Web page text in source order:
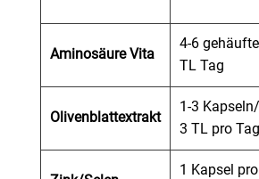
Aminosäure Vita
4-6 gehäufte
TL Tag
Olivenblattextrakt
1-3
3 TL pro Tag
1 Kapsel pro